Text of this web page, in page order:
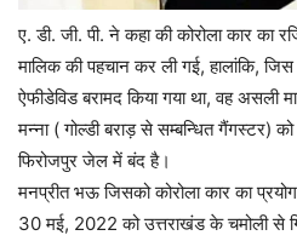
ए. डी. जी. पी. ने कहा की कोरोला कार का
मालिक की पहचान कर ली गई, हालांकि,
ऐफीडेविड बरामद किया गया था, वह असली
मन्ना ( गोल्डी बराड़ से सम्बन्धित गैंगस्टर)
फिरोजपुर जेल में बंद है।
मनप्रीत भऊ जिसको कोरोला कार का
30 मई, 2022 को उत्तराखंड के चमोली से